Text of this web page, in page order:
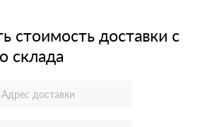
стоимость доставки с
склада